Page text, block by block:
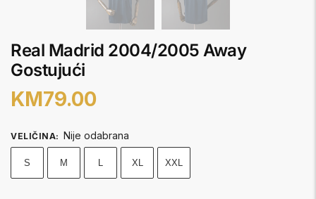
Real Madrid 2004/2005 Away
Gostujući
KM79.00
VELIČINA: Nije odabrana
S M L XL XXL